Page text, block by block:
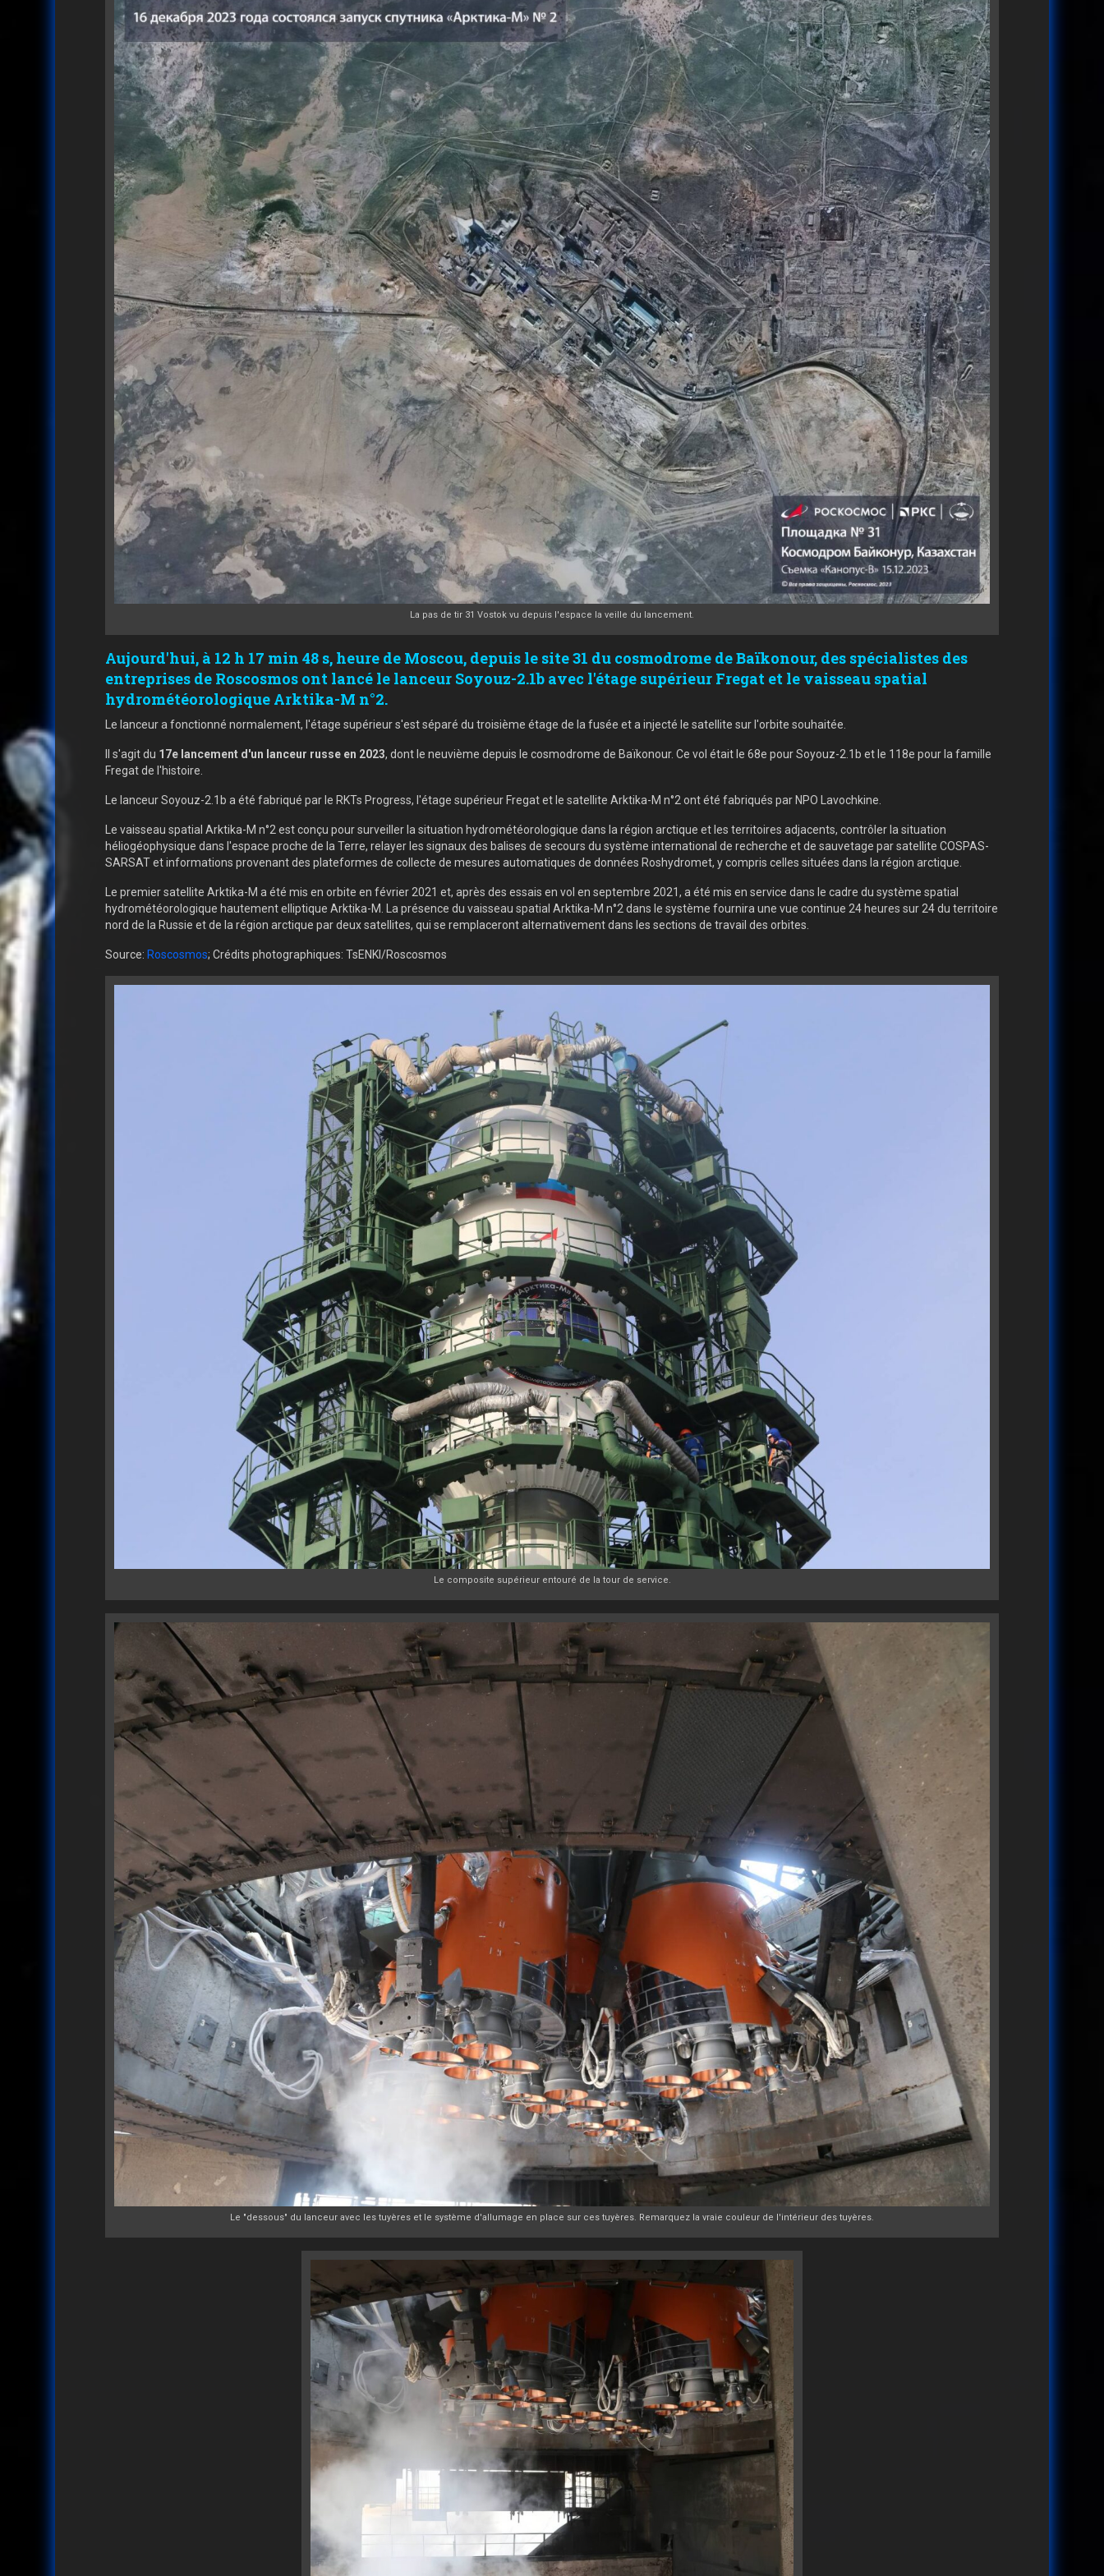
La pas de tir 31 Vostok vu depuis l'espace la veille du lancement.
Aujourd'hui, à 12 h 17 min 48 s, heure de Moscou, depuis le site 31 du cosmodrome de Baïkonour, des spécialistes des
entreprises de Roscosmos ont lancé le lanceur Soyouz-2.1b avec l'étage supérieur Fregat et le vaisseau spatial
hydrométéorologique Arktika-M n°2.
Le lanceur a fonctionné normalement, l'étage supérieur s'est séparé du troisième étage de la fusée et a injecté le satellite sur l'orbite souhaitée.
Il s'agit du 17e lancement d'un lanceur russe en 2023, dont le neuvième depuis le cosmodrome de Baïkonour. Ce vol était le 68e pour Soyouz-2.1b et le 118e pour la famille
Fregat de l'histoire.
Le lanceur Soyouz-2.1b a été fabriqué par le RKTs Progress, l'étage supérieur Fregat et le satellite Arktika-M n°2 ont été fabriqués par NPO Lavochkine.
Le vaisseau spatial Arktika-M n°2 est conçu pour surveiller la situation hydrométéorologique dans la région arctique et les territoires adjacents, contrôler la situation
héliogéophysique dans l'espace proche de la Terre, relayer les signaux des balises de secours du système international de recherche et de sauvetage par satellite COSPAS-
SARSAT et informations provenant des plateformes de collecte de mesures automatiques de données Roshydromet, y compris celles situées dans la région arctique.
Le premier satellite Arktika-M a été mis en orbite en février 2021 et, après des essais en vol en septembre 2021, a été mis en service dans le cadre du système spatial
hydrométéorologique hautement elliptique Arktika-M. La présence du vaisseau spatial Arktika-M n°2 dans le système fournira une vue continue 24 heures sur 24 du territoire
nord de la Russie et de la région arctique par deux satellites, qui se remplaceront alternativement dans les sections de travail des orbites.
Source: Roscosmos; Crédits photographiques: TsENKI/Roscosmos
Le composite supérieur entouré de la tour de service.
Le "dessous" du lanceur avec les tuyères et le système d'allumage en place sur ces tuyères. Remarquez la vraie couleur de l'intérieur des tuyères.